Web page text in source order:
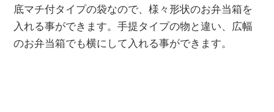
底マチ付タイプの袋なので、様々形状のお弁当箱を
入れる事ができます。手提タイプの物と違い、広幅
のお弁当箱でも横にして入れる事ができます。